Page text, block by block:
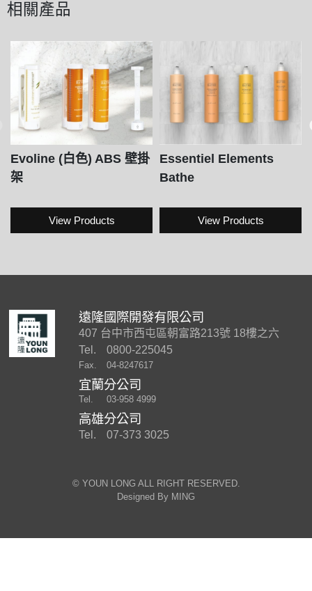
相關產品
Evoline (白色) ABS 壁掛
架
View Products
Essentiel Elements
Bathe
View Products
遠隆國際開發有限公司
407 台中市西屯區朝富路213號 18樓之六
Tel.
0800-225045
Fax. 04-8247617
宜蘭分公司
Tel. 03-958 4999
高雄分公司
Tel. 07-373 3025
©︎ YOUN LONG ALL RIGHT RESERVED.
Designed By MING